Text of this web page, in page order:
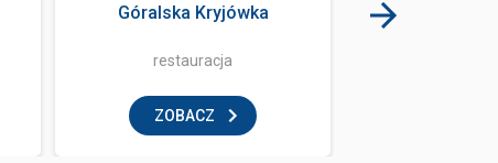
Góralska Kryjówka
restauracja
ZOBACZ
Bistro